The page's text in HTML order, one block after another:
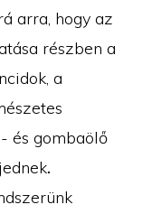
arra, hogy az
részben a
a
és gombaölő
.